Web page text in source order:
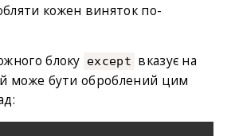
кожен виняток по-
блоку except вказує на
може бути оброблений цим